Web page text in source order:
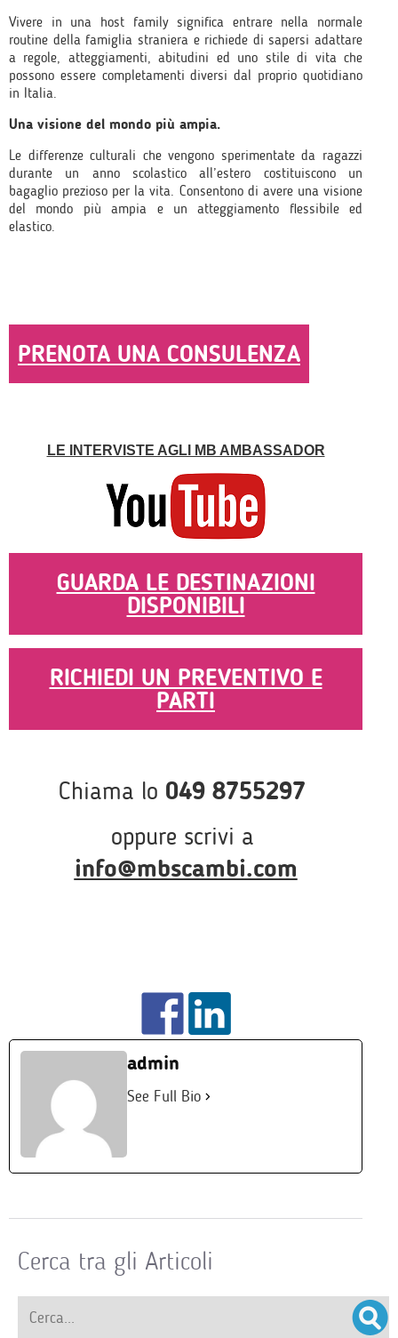
Vivere in una host family significa entrare nella normale
routine della famiglia straniera e richiede di sapersi adattare
a regole, atteggiamenti, abitudini ed uno stile di vita che
possono essere completamenti diversi dal proprio quotidiano
in Italia.
Una visione del mondo più ampia.
Le differenze culturali che vengono sperimentate da ragazzi
durante un anno scolastico all’estero costituiscono un
bagaglio prezioso per la vita. Consentono di avere una visione
del mondo più ampia e un atteggiamento flessibile ed
elastico.
PRENOTA UNA CONSULENZA
LE INTERVISTE AGLI MB AMBASSADOR
GUARDA LE DESTINAZIONI
DISPONIBILI
RICHIEDI UN PREVENTIVO E
PARTI
Chiama lo 049 8755297
oppure scrivi a
info@mbscambi.com
admin
See Full Bio
Cerca tra gli Articoli